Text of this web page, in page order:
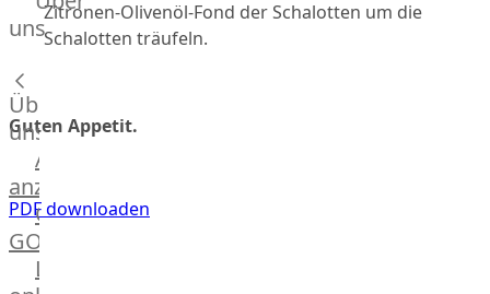
Villa
Glanzstoff
uns
Über
uns
Alle
anzeigen
OTTO
GOURMET
Lebensmittel
Zitronen-Olivenöl-Fond der Schalotten um die
Schalotten träufeln.
Guten Appetit.
PDF downloaden